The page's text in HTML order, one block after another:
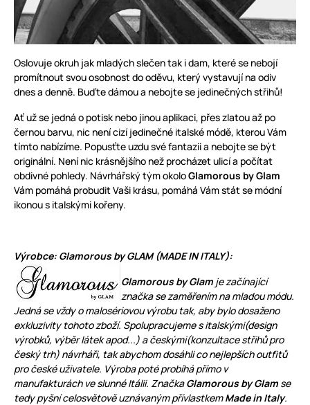
Oslovuje okruh jak mladých slečen tak i dam, které se nebojí
promítnout svou osobnost do oděvu, který vystavují na odiv
dnes a denně. Buďte dámou a nebojte se jedinečných střihů!
Ať už se jedná o potisk nebo jinou aplikaci, přes zlatou až po
černou barvu, nic není cizí jedinečné italské módě, kterou Vám
tímto nabízíme. Popusťte uzdu své fantazii a nebojte se být
originální. Není nic krásnějšího než procházet ulicí a počítat
obdivné pohledy. Návrhářský tým okoloGlamorous by Glam
Vám pomáhá probudit Vaši krásu, pomáhá Vám stát se módní
ikonou s italskými kořeny.
Výrobce: Glamorous by GLAM (MADE IN ITALY):
Glamorous by Glam je začínající
značka se zaměřením na mladou módu.
Jedná se vždy omalosériovou výrobutak, aby bylo dosaženo
exkluzivity tohoto zboží. Spolupracujeme s italskými(design
výrobků, výběr látek apod...) a českými(konzultace střihů pro
český trh) návrháři, tak abychom dosáhli co nejlepších outfitů
pro české uživatele. Výroba poté probíhá přímo v
manufakturách ve slunné Itálii. ZnačkaGlamorous by Glam se
tedy pyšní celosvětově uznávaným přívlastkemMade in Italy.